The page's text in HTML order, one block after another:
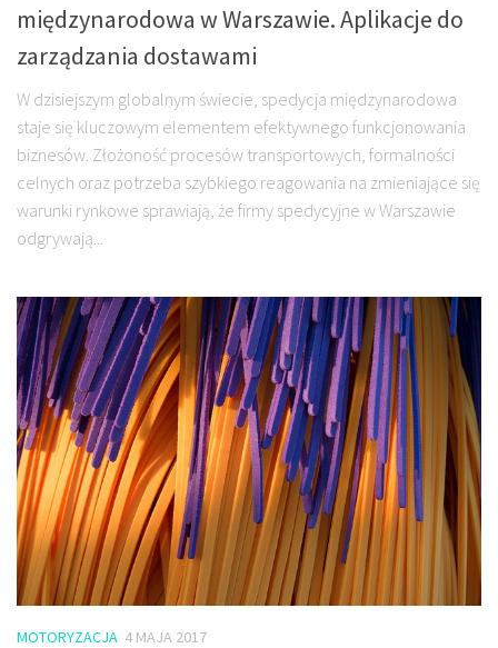
międzynarodowa w Warszawie. Aplikacje do
zarządzania dostawami
W dzisiejszym globalnym świecie, spedycja międzynarodowa
staje się kluczowym elementem efektywnego funkcjonowania
biznesów. Złożoność procesów transportowych, formalności
celnych oraz potrzeba szybkiego reagowania na zmieniające się
warunki rynkowe sprawiają, że firmy spedycyjne w Warszawie
odgrywają...
MOTORYZACJA 4 MAJA 2017